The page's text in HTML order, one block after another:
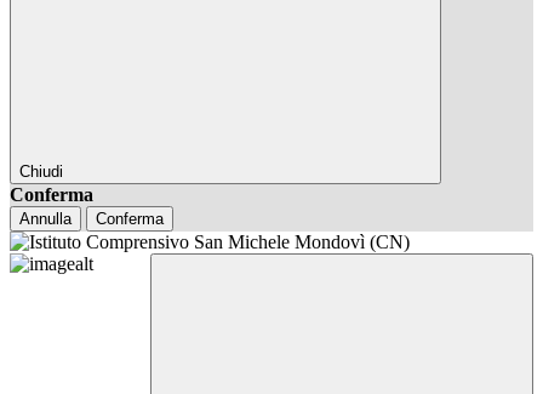
Chiudi
Conferma
Annulla Conferma